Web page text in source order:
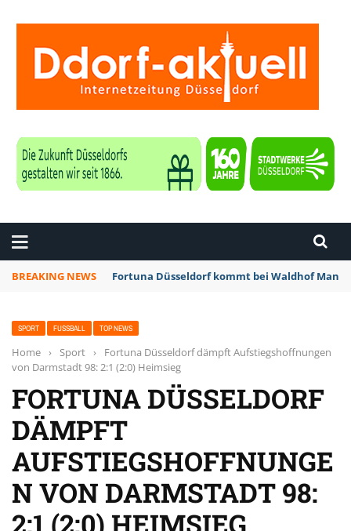
BREAKING NEWS Fortuna Düsseldorf kommt bei Waldhof
SPORT FUSSBALL TOP NEWS
Home › Sport ›
Fortuna Düsseldorf dämpft Aufstiegshoffnungen
von Darmstadt 98: 2:1 (2:0) Heimsieg
FORTUNA DÜSSELDORF
DÄMPFT
AUFSTIEGSHOFFNUNGE
N VON DARMSTADT 98:
2:1 (2:0) HEIMSIEG